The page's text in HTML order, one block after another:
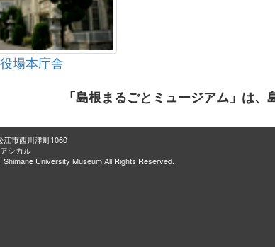
場本庁舎
「島根まるごとミュージアム」は
江市西川津町1060
シカル
University Museum All Rights Reserved.